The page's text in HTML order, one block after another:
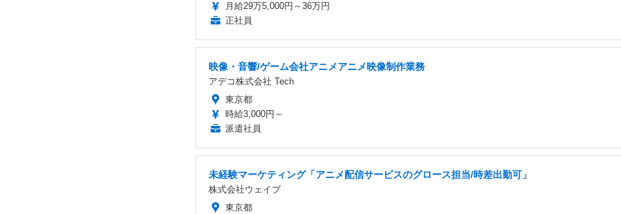
月給29万5,000円～36万円
正社員
映像・音響/ゲーム会社アニメアニメ映像制作業務
アデコ株式会社 Tech
東京都
時給3,000円～
派遣社員
未経験マーケティング「アニメ配信サービスのグロース担当/時差出勤可」
株式会社ウェイブ
東京都